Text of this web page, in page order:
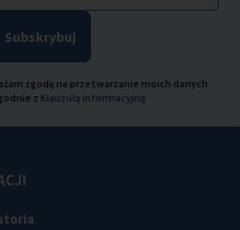
Subskrybuj
zgodę na przetwarzanie moich danych
z Klauzulą informacyjną